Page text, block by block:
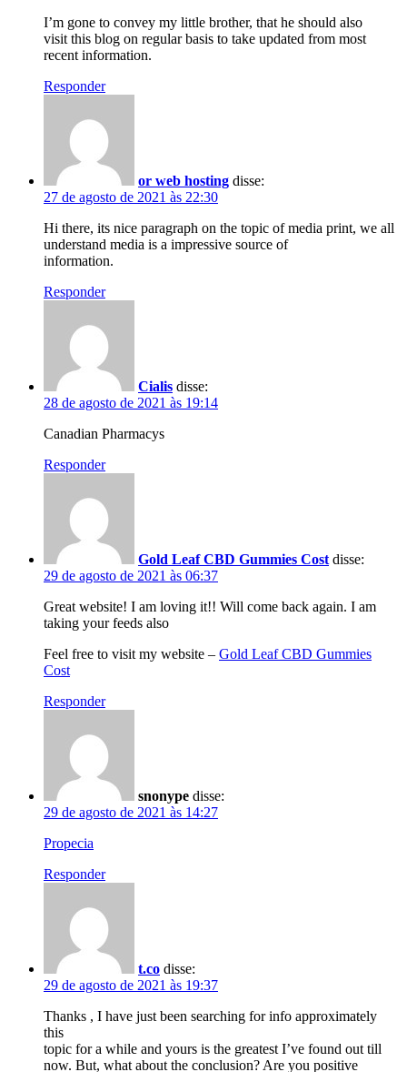
I’m gone to convey my little brother, that he should also
visit this blog on regular basis to take updated from most
recent information.
Responder
or web hosting disse:
27 de agosto de 2021 às 22:30
Hi there, its nice paragraph on the topic of media print, we all
understand media is a impressive source of
information.
Responder
Cialis disse:
28 de agosto de 2021 às 19:14
Canadian Pharmacys
Responder
Gold Leaf CBD Gummies Cost disse:
29 de agosto de 2021 às 06:37
Great website! I am loving it!! Will come back again. I am
taking your feeds also
Feel free to visit my website – Gold Leaf CBD Gummies
Cost
Responder
snonype disse:
29 de agosto de 2021 às 14:27
Propecia
Responder
t.co disse:
29 de agosto de 2021 às 19:37
Thanks , I have just been searching for info approximately
this
topic for a while and yours is the greatest I’ve found out till
now. But, what about the conclusion? Are you positive